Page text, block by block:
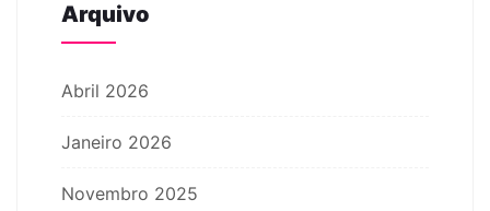
Arquivo
Abril 2026
Janeiro 2026
Novembro 2025